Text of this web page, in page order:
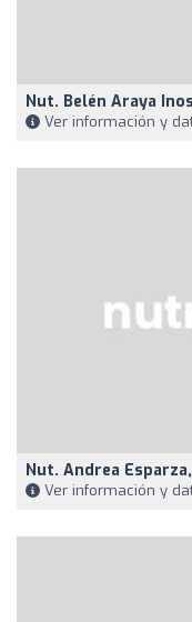
Nut. Belén Araya
Ver información y
Nut. Andrea
Ver información y